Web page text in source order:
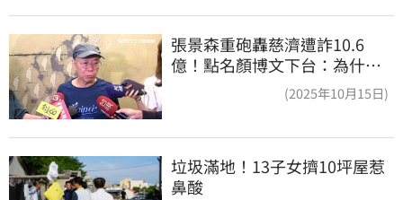
張景森重砲轟慈濟遭詐10.6
億！點名顏博文下台：為什麼
(2025年10月15日)
垃圾滿地！13子女擠10坪屋惹
鼻酸